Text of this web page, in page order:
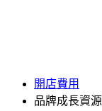
開店費用
品牌成長資源